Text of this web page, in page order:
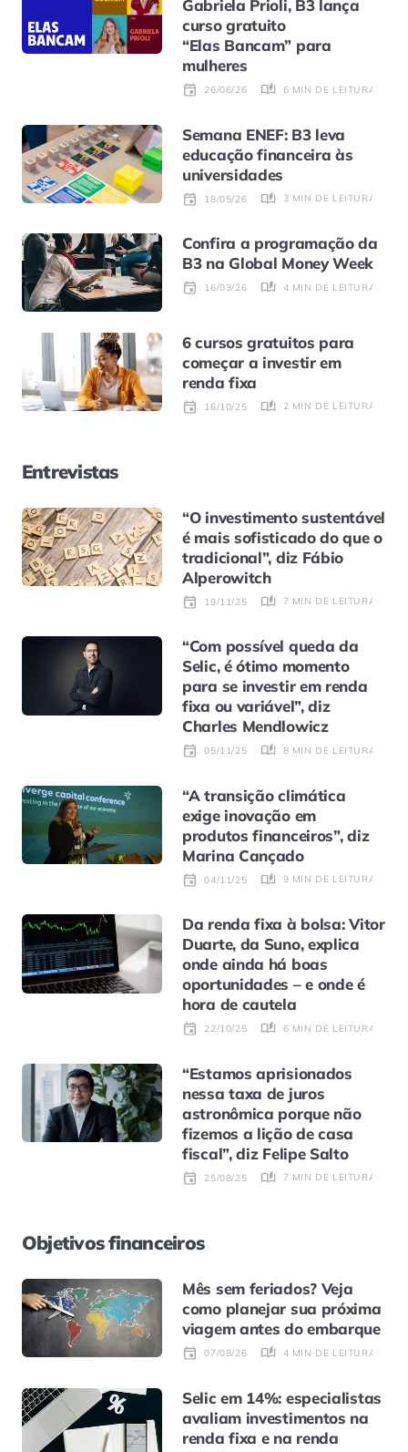
Gabriela Prioli, B3 lança
curso gratuito
“Elas Bancam” para
mulheres
26/06/26 6 MIN DE LEITURA
Semana ENEF: B3 leva
educação financeira às
universidades
18/05/26 3 MIN DE LEITURA
Confira a programação da
B3 na Global Money Week
16/03/26 4 MIN DE LEITURA
6 cursos gratuitos para
começar a investir em
renda fixa
16/10/25 2 MIN DE LEITURA
Entrevistas
“O investimento sustentável
é mais sofisticado do que o
tradicional”, diz Fábio
Alperowitch
19/11/25 7 MIN DE LEITURA
“Com possível queda da
Selic, é ótimo momento
para se investir em renda
fixa ou variável”, diz
Charles Mendlowicz
05/11/25 8 MIN DE LEITURA
“A transição climática
exige inovação em
produtos financeiros”, diz
Marina Cançado
04/11/25 9 MIN DE LEITURA
Da renda fixa à bolsa: Vitor
Duarte, da Suno, explica
onde ainda há boas
oportunidades – e onde é
hora de cautela
22/10/25 6 MIN DE LEITURA
“Estamos aprisionados
nessa taxa de juros
astronômica porque não
fizemos a lição de casa
fiscal”, diz Felipe Salto
25/08/25 7 MIN DE LEITURA
Objetivos financeiros
Mês sem feriados? Veja
como planejar sua próxima
viagem antes do embarque
07/08/26 4 MIN DE LEITURA
Selic em 14%: especialistas
avaliam investimentos na
renda fixa e na renda